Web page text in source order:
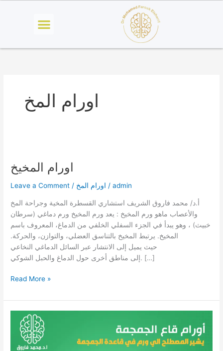
Menu
اورام المخ
اورام المخيخ
Leave a Comment / اورام المخ /admin
أ.د/ محمد فاروق الشريف استشاري القسطرة المخية وجراحة المخ
والأعصاب ماهو ورم المخيخ : يعد ورم المخيخ ورم دماغي (سرطان
خبيث) ، وهو يبدأ في الجزء السفلي الخلفي من الدماغ، المعروف باسم
المخيخ. يرتبط المخيخ بالتناسق العضلي، والتوازن، والحركة.
حيث يميل إلى الانتشار عبر السائل الدماغي النخاعي
إلى مناطق أخرى حول الدماغ والحبل الشوكي. […]
Read More »
أورام
قاع
الجمجمة